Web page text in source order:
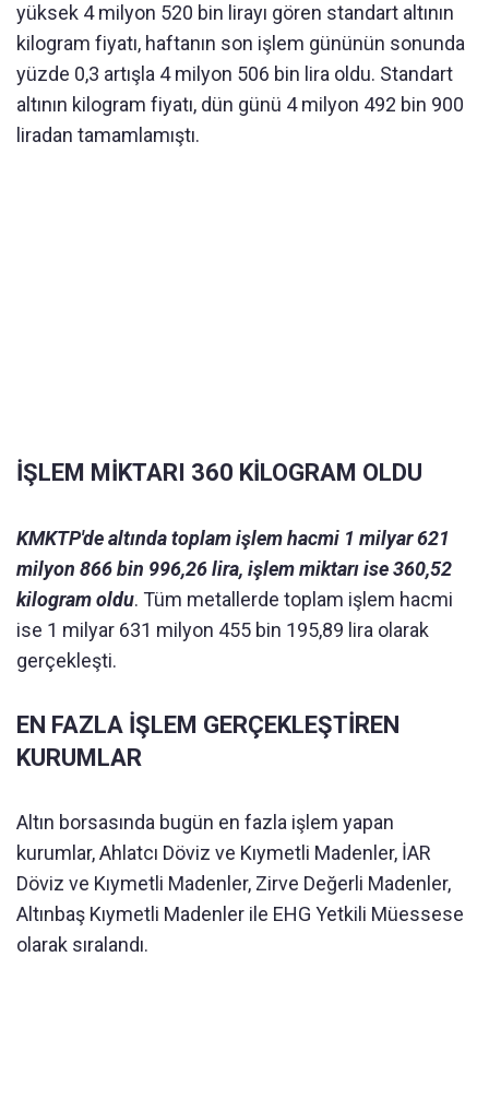
yüksek 4 milyon 520 bin lirayı gören standart altının
kilogram fiyatı, haftanın son işlem gününün sonunda
yüzde 0,3 artışla 4 milyon 506 bin lira oldu. Standart
altının kilogram fiyatı, dün günü 4 milyon 492 bin 900
liradan tamamlamıştı.
İŞLEM MİKTARI 360 KİLOGRAM OLDU
KMKTP'de altında toplam işlem hacmi 1 milyar 621
milyon 866 bin 996,26 lira, işlem miktarı ise 360,52
kilogram oldu. Tüm metallerde toplam işlem hacmi
ise 1 milyar 631 milyon 455 bin 195,89 lira olarak
gerçekleşti.
EN FAZLA İŞLEM GERÇEKLEŞTİREN
KURUMLAR
Altın borsasında bugün en fazla işlem yapan
kurumlar, Ahlatcı Döviz ve Kıymetli Madenler, İAR
Döviz ve Kıymetli Madenler, Zirve Değerli Madenler,
Altınbaş Kıymetli Madenler ile EHG Yetkili Müessese
olarak sıralandı.